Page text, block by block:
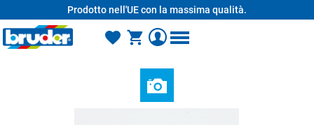
Prodotto nell'UE con la massima qualità.